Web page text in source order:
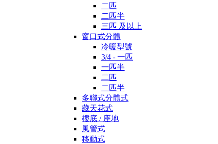
二匹
二匹半
三匹 及以上
窗口式分體
冷暖型號
3/4 - 一匹
一匹半
二匹
二匹半
多聯式分體式
藏天花式
樓底 / 座地
風管式
移動式